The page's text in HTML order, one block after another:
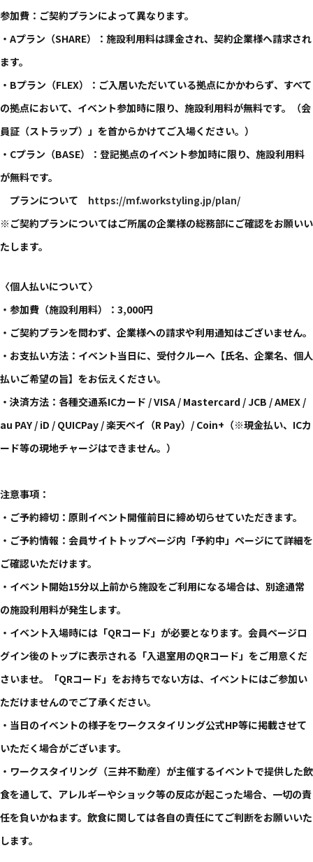
参加費：ご契約プランによって異なります。
・Aプラン（SHARE）：施設利用料は課金され、契約企業様へ請求され
ます。
・Bプラン（FLEX）：ご入居いただいている拠点にかかわらず、すべて
の拠点において、イベント参加時に限り、施設利用料が無料です。（会
員証（ストラップ）」を首からかけてご入場ください。）
・Cプラン（BASE）：登記拠点のイベント参加時に限り、施設利用料
が無料です。
プランについて https://mf.workstyling.jp/plan/
※ご契約プランについてはご所属の企業様の総務部にご確認をお願いい
たします。
〈個人払いについて〉
・参加費（施設利用料）：3,000円
・ご契約プランを問わず、企業様への請求や利用通知はございません。
・お支払い方法：イベント当日に、受付クルーへ【氏名、企業名、個人
払いご希望の旨】をお伝えください。
・決済方法：各種交通系ICカード / VISA / Mastercard / JCB / AMEX /
au PAY / iD / QUICPay / 楽天ペイ（R Pay）/ Coin+（※現金払い、ICカ
ード等の現地チャージはできません。）
注意事項：
・ご予約締切：原則イベント開催前日に締め切らせていただきます。
・ご予約情報：会員サイトトップページ内「予約中」ページにて詳細を
ご確認いただけます。
・イベント開始15分以上前から施設をご利用になる場合は、別途通常
の施設利用料が発生します。
・イベント入場時には「QRコード」が必要となります。会員ページロ
グイン後のトップに表示される「入退室用のQRコード」をご用意くだ
さいませ。「QRコード」をお持ちでない方は、イベントにはご参加い
ただけませんのでご了承ください。
・当日のイベントの様子をワークスタイリング公式HP等に掲載させて
いただく場合がございます。
・ワークスタイリング（三井不動産）が主催するイベントで提供した飲
食を通して、アレルギーやショック等の反応が起こった場合、一切の責
任を負いかねます。飲食に関しては各自の責任にてご判断をお願いいた
します。